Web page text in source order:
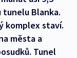
tunelu Blanka.
komplex staví.
města a
Tunel